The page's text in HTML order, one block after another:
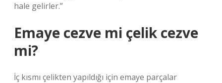
hale gelirler.”
Emaye cezve mi çelik cezve
mi?
İç kısmı çelikten yapıldığı için emaye parçalar